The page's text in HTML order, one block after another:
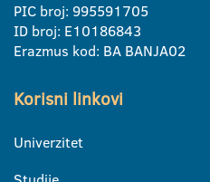
PIC broj: 995591705
ID broj: E10186843
Erazmus kod: BA BANJA02
Korisni linkovi
Univerzitet